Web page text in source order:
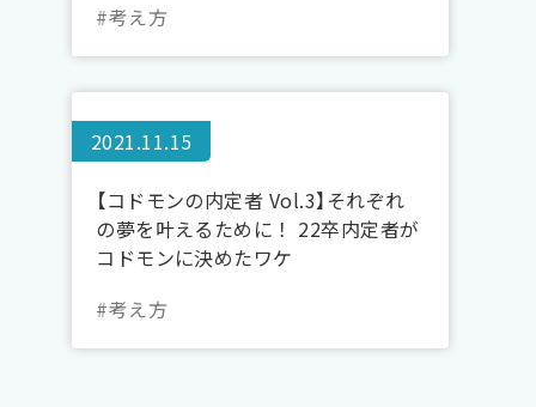
#考え方
2021.11.15
【コドモンの内定者 Vol.3】それぞれ
の夢を叶えるために！ 22卒内定者が
コドモンに決めたワケ
#考え方